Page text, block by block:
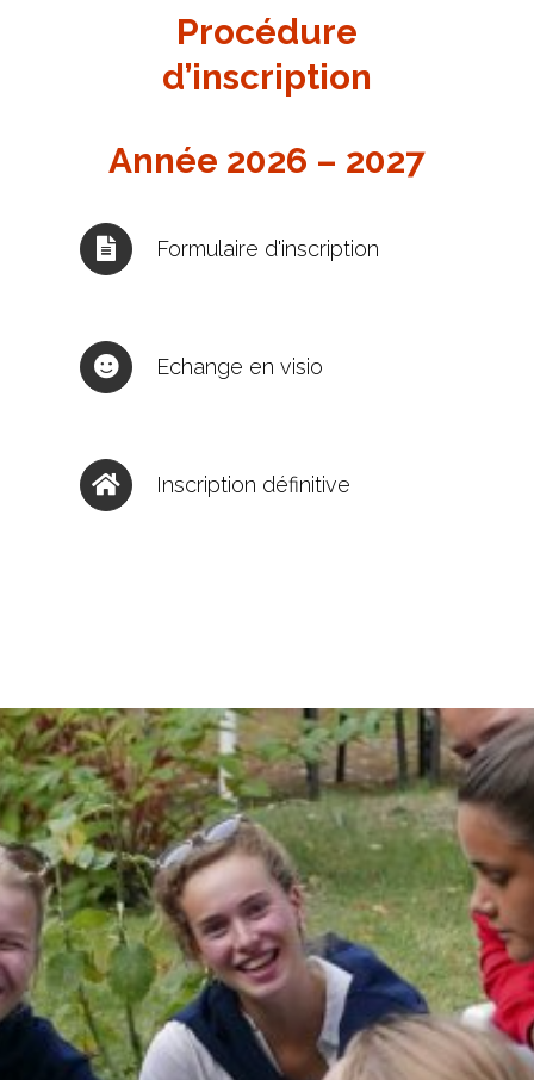
Procédure
d’inscription
Année 2026 – 2027
Formulaire d'inscription
Echange en visio
Inscription définitive